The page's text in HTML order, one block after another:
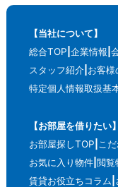
【当社について】
総合TOP 企業情報
スタッフ紹介 お客様
特定個人情報取扱基
【お部屋を借りたい】
お部屋探しTOP こ
お気に入り物件 閲覧
賃貸お役立ちコラム